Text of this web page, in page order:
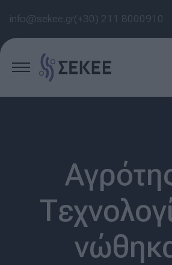
info@sekee.gr(+30) 211 8000910